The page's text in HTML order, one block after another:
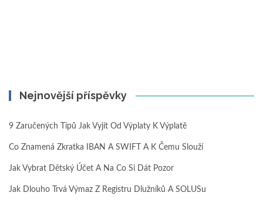
Nejnovější příspěvky
9 Zaručených Tipů Jak Vyjít Od Výplaty K Výplatě
Co Znamená Zkratka IBAN A SWIFT A K Čemu Slouží
Jak Vybrat Dětský Účet A Na Co Si Dát Pozor
Jak Dlouho Trvá Výmaz Z Registru Dlužníků A SOLUSu